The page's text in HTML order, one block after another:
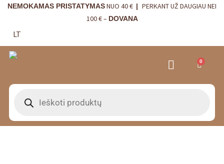
NEMOKAMAS PRISTATYMASNUO 40 € | PERKANT UŽ DAUGIAU NEI
100 € – DOVANA
LT
0